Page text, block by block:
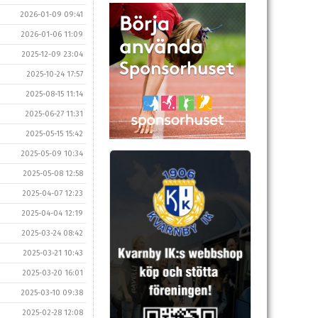
2026-01-09 09:41
2026-01-06 11:09
2025-12-09 23:04
2025-10-24 17:57
2025-08-15 11:14
2025-06-27 11:31
2025-05-15 15:42
2025-05-09 10:34
2025-05-08 12:58
2025-04-07 12:23
2025-04-04 12:19
2025-03-24 08:42
2025-03-21 10:43
2025-03-20 16:01
2025-03-10 09:38
2025-02-28 12:08